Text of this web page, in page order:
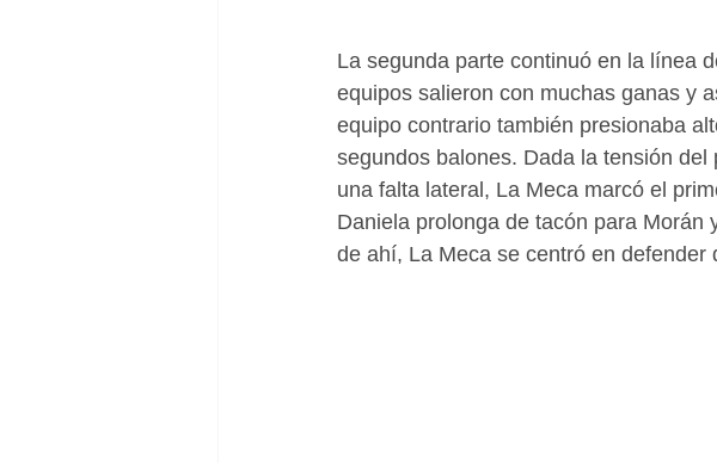
La segunda parte continuó en la línea
equipos salieron con muchas ganas y
equipo contrario también presionaba
segundos balones. Dada la tensión
una falta lateral, La Meca marcó el
Daniela prolonga de tacón para Morán
de ahí, La Meca se centró en defender